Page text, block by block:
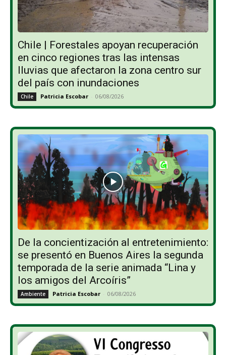
Chile | Forestales apoyan recuperación
en cinco regiones tras las intensas
lluvias que afectaron la zona centro sur
del país con inundaciones
Chile Patricia Escobar - 06/08/2026
De la concientización al entretenimiento:
se presentó en Buenos Aires la segunda
temporada de la serie animada “Lina y
los amigos del Arcoíris”
Ambiente Patricia Escobar - 06/08/2026